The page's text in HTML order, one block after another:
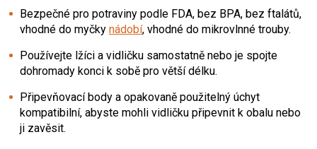
Bezpečné pro potraviny podle FDA, bez BPA, bez ftalátů,
vhodné do myčky nádobí, vhodné do mikrovlnné trouby.
Používejte lžíci a vidličku samostatně nebo je spojte
dohromady konci k sobě pro větší délku.
Připevňovací body a opakovaně použitelný úchyt
kompatibilní, abyste mohli vidličku připevnit k obalu nebo
ji zavěsit.